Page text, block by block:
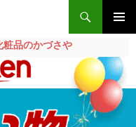
粧品のかづさや